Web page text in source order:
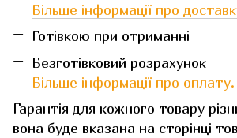
Більше інформації про
Готівкою при отриманні
Безготівковий розрахунок
Більше інформації про оплату.
Гарантія для кожного товару
вона буде вказана на сторінці